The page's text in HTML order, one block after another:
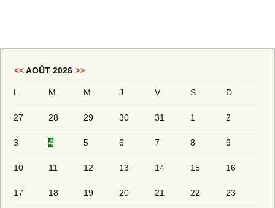
<<AOÛT 2026 >>
L M M J V S D
27 28 29 30 31 1 2
3 4 5 6 7 8 9
10 11 12 13 14 15 16
17 18 19 20 21 22 23